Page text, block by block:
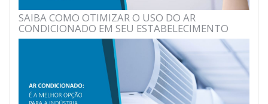
SAIBA COMO OTIMIZAR O USO DO AR
CONDICIONADO EM SEU ESTABELECIMENTO